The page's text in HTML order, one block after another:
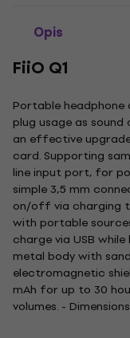
Opis
FiiO Q1
Portable
plug usage as
an effective
card. Supporting
line input port, for
simple 3,5 mm
on/off via charging
with portable
charge via USB
metal body with
electromagnetic
mAh for up to 30
volumes. -